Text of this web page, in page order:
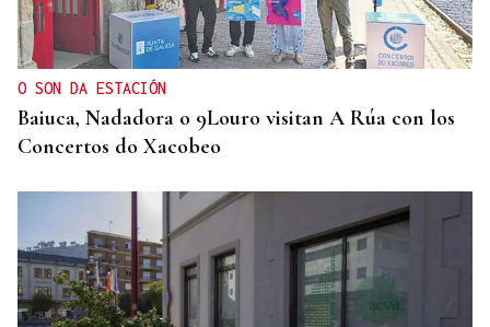
O SON DA ESTACIÓN
Baiuca, Nadadora o 9Louro visitan A Rúa con los
Concertos do Xacobeo